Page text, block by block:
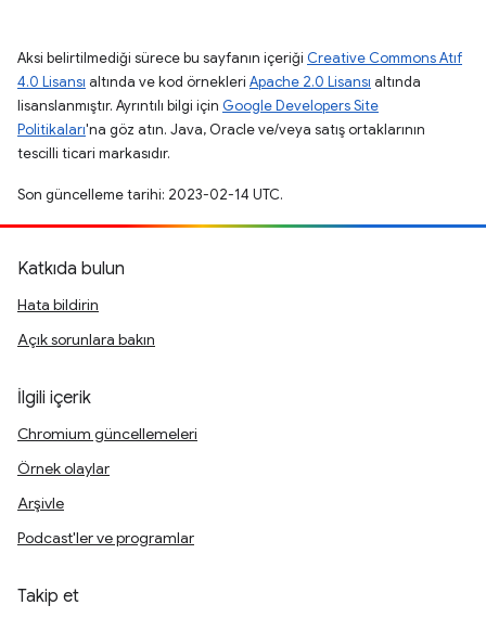
Aksi belirtilmediği sürece bu sayfanın içeriği Creative Commons Atıf
4.0 Lisansı altında ve kod örnekleri Apache 2.0 Lisansı altında
lisanslanmıştır. Ayrıntılı bilgi için Google Developers Site
Politikaları'na göz atın. Java, Oracle ve/veya satış ortaklarının
tescilli ticari markasıdır.
Son güncelleme tarihi: 2023-02-14 UTC.
Katkıda bulun
Hata bildirin
Açık sorunlara bakın
İlgili içerik
Chromium güncellemeleri
Örnek olaylar
Arşivle
Podcast'ler ve programlar
Takip et